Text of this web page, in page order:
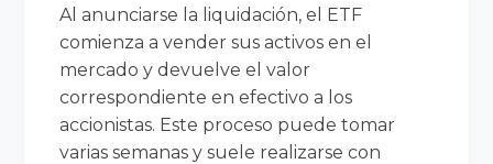
Al anunciarse la liquidación, el ETF
comienza a vender sus activos en el
mercado y devuelve el valor
correspondiente en efectivo a los
accionistas. Este proceso puede tomar
varias semanas y suele realizarse con